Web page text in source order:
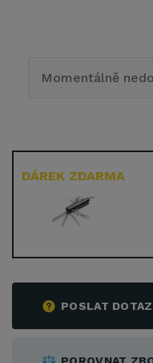
POSLAT DOTAZ
DÁREK ZDARMA
Momentálně